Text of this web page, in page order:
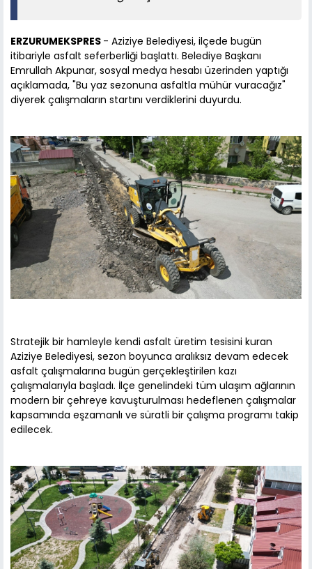
ERZURUMEKSPRES - Aziziye Belediyesi, ilçede bugün
itibariyle asfalt seferberliği başlattı. Belediye Başkanı
Emrullah Akpunar, sosyal medya hesabı üzerinden yaptığı
açıklamada, "Bu yaz sezonuna asfaltla mühür vuracağız"
diyerek çalışmaların startını verdiklerini duyurdu.
Stratejik bir hamleyle kendi asfalt üretim tesisini kuran
Aziziye Belediyesi, sezon boyunca aralıksız devam edecek
asfalt çalışmalarına bugün gerçekleştirilen kazı
çalışmalarıyla başladı. İlçe genelindeki tüm ulaşım ağlarının
modern bir çehreye kavuşturulması hedeflenen çalışmalar
kapsamında eşzamanlı ve süratli bir çalışma programı takip
edilecek.